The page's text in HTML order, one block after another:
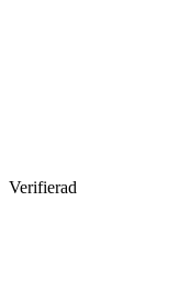
Verifierad